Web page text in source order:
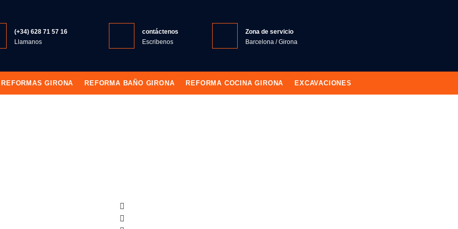
(+34) 628 71 57 16
Llamanos
contáctenos
Escribenos
Zona de servicio
Barcelona / Girona
REFORMAS GIRONA REFORMA BAÑO GIRONA REFORMA COCINA GIRONA EXCAVACIONES